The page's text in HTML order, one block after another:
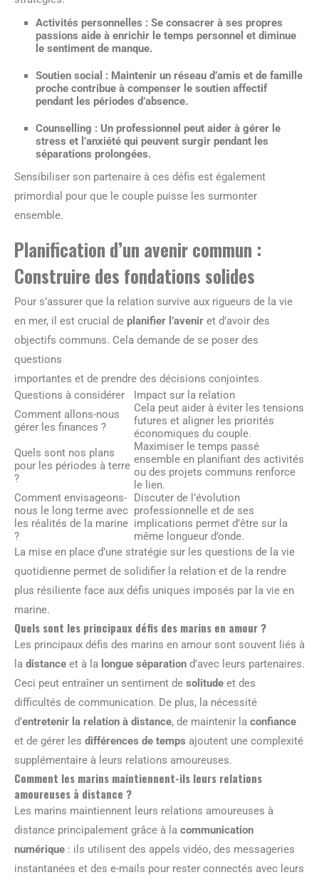
Activités personnelles : Se consacrer à ses propres
passions aide à enrichir le temps personnel et diminue
le sentiment de manque.
Soutien social : Maintenir un réseau d’amis et de famille
proche contribue à compenser le soutien affectif
pendant les périodes d’absence.
Counselling : Un professionnel peut aider à gérer le
stress et l’anxiété qui peuvent surgir pendant les
séparations prolongées.
Sensibiliser son partenaire à ces défis est également
primordial pour que le couple puisse les surmonter
ensemble.
Planification d’un avenir commun :
Construire des fondations solides
Pour s’assurer que la relation survive aux rigueurs de la vie
en mer, il est crucial de planifier l’avenir et d’avoir des
objectifs communs. Cela demande de se poser des
questions
importantes et de prendre des décisions conjointes.
Questions à considérer
Impact sur la relation
Comment allons-nous
gérer les finances ?
Cela peut aider à éviter les tensions
futures et aligner les priorités
économiques du couple.
Quels sont nos plans
pour les périodes à terre
?
Maximiser le temps passé
ensemble en planifiant des activités
ou des projets communs renforce
le lien.
Comment envisageons-
nous le long terme avec
les réalités de la marine
?
Discuter de l’évolution
professionnelle et de ses
implications permet d’être sur la
même longueur d’onde.
La mise en place d’une stratégie sur les questions de la vie
quotidienne permet de solidifier la relation et de la rendre
plus résiliente face aux défis uniques imposés par la vie en
marine.
Quels sont les principaux défis des marins en amour ?
Les principaux défis des marins en amour sont souvent liés à
la distance et à la longue séparation d’avec leurs partenaires.
Ceci peut entraîner un sentiment de solitude et des
difficultés de communication. De plus, la nécessité
d’entretenir la relation à distance, de maintenir la confiance
et de gérer les différences de temps ajoutent une complexité
supplémentaire à leurs relations amoureuses.
Comment les marins maintiennent-ils leurs relations
amoureuses à distance ?
Les marins maintiennent leurs relations amoureuses à
distance principalement grâce à la communication
numérique : ils utilisent des appels vidéo, des messageries
instantanées et des e-mails pour rester connectés avec leurs